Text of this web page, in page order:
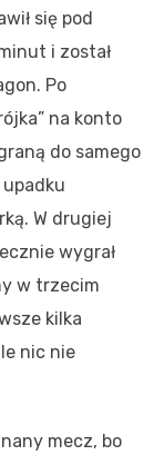
się pod
i został
Po
na konto
do samego
W drugiej
wygrał
w trzecim
kilka
nic nie
mecz, bo